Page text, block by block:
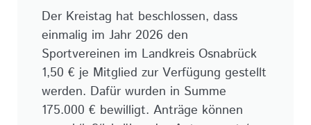
Der Kreistag hat beschlossen, dass
einmalig im Jahr 2026 den
Sportvereinen im Landkreis Osnabrück
1,50 € je Mitglied zur Verfügung gestellt
werden. Dafür wurden in Summe
175.000 € bewilligt. Anträge können